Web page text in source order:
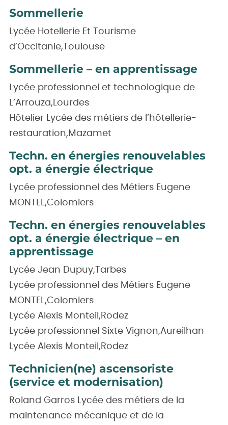
Sommellerie
Lycée Hotellerie Et Tourisme
d’Occitanie,Toulouse
Sommellerie – en apprentissage
Lycée professionnel et technologique de
L’Arrouza,Lourdes
Hôtelier Lycée des métiers de l’hôtellerie-
restauration,Mazamet
Techn. en énergies renouvelables
opt. a énergie électrique
Lycée professionnel des Métiers Eugene
MONTEL,Colomiers
Techn. en énergies renouvelables
opt. a énergie électrique – en
apprentissage
Lycée Jean Dupuy,Tarbes
Lycée professionnel des Métiers Eugene
MONTEL,Colomiers
Lycée Alexis Monteil,Rodez
Lycée professionnel Sixte Vignon,Aureilhan
Lycée Alexis Monteil,Rodez
Technicien(ne) ascensoriste
(service et modernisation)
Roland Garros Lycée des métiers de la
maintenance mécanique et de la